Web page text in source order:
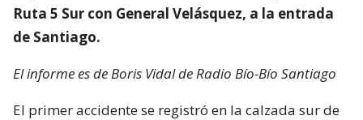
Ruta 5 Sur con General Velásquez, a la entrada
de Santiago.
El informe es de Boris Vidal de Radio Bío-Bío Santiago
El primer accidente se registró en la calzada sur de